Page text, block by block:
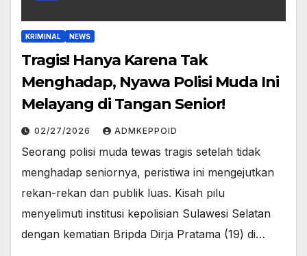
KRIMINAL NEWS
Tragis! Hanya Karena Tak
Menghadap, Nyawa Polisi Muda Ini
Melayang di Tangan Senior!
02/27/2026 ADMKEPPOID
Seorang polisi muda tewas tragis setelah tidak
menghadap seniornya, peristiwa ini mengejutkan
rekan-rekan dan publik luas. Kisah pilu
menyelimuti institusi kepolisian Sulawesi Selatan
dengan kematian Bripda Dirja Pratama (19) di…